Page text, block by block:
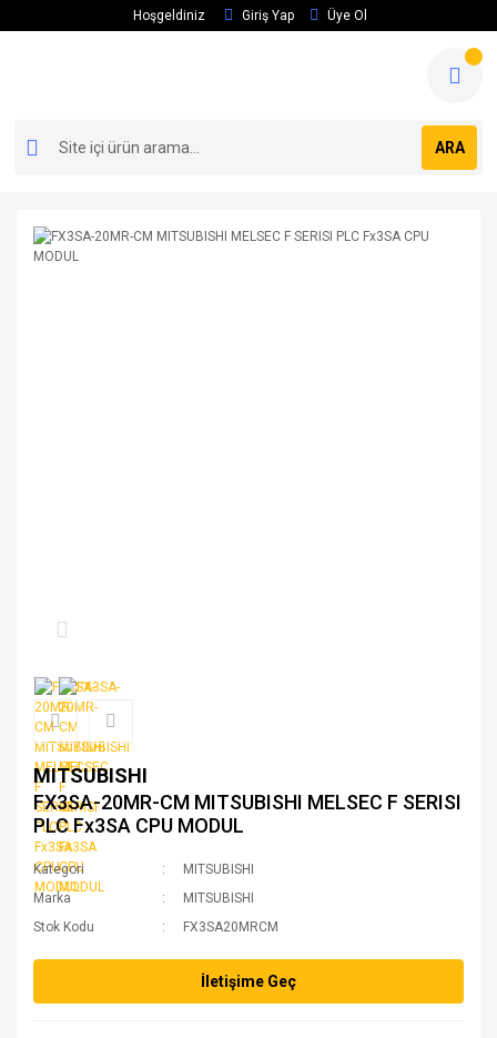
Hoşgeldiniz Giriş Yap Üye Ol
ARA
MITSUBISHI
FX3SA-20MR-CM MITSUBISHI MELSEC F SERISI
PLC Fx3SA CPU MODUL
Kategori
MITSUBISHI
Marka
MITSUBISHI
Stok Kodu
FX3SA20MRCM
İletişime Geç